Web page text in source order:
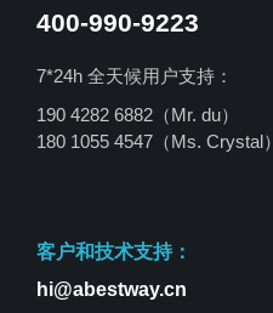
400-990-9223
7*24h 全天候用户支持：
190 4282 6882（Mr. du）
180 1055 4547 （Ms. Crystal）
客户和技术支持：
hi@abestway.cn